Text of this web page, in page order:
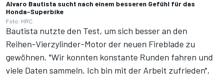
Alvaro Bautista sucht nach einem besseren Gefühl für das
Honda-Superbike
Foto: HRC
Bautista nutzte den Test, um sich besser an den
Reihen-Vierzylinder-Motor der neuen Fireblade zu
gewöhnen. "Wir konnten konstante Runden fahren und
viele Daten sammeln. Ich bin mit der Arbeit zufrieden",